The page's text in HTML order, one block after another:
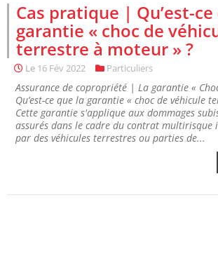
Cas pratique | Qu’est-ce
garantie « choc de
terrestre à moteur » ?
Le 16 Fév 2022 Particuliers
Assurance de copropriété | La garantie «
Qu’est-ce que la garantie « choc de véhicule
Cette garantie s'applique aux dommages
assurés dans le cadre du contrat multirisque
par des véhicules terrestres ou parties de...